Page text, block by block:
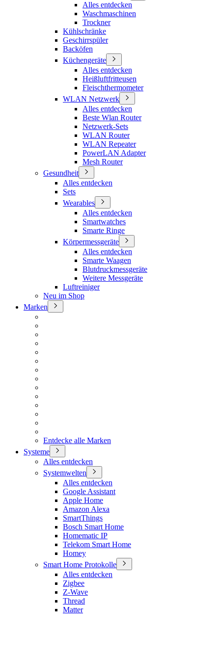
Alles entdecken
Waschmaschinen
Trockner
Kühlschränke
Geschirrspüler
Backöfen
Küchengeräte
Alles entdecken
Heißluftfritteusen
Fleischthermometer
WLAN Netzwerk
Alles entdecken
Beste Wlan Router
Netzwerk-Sets
WLAN Router
WLAN Repeater
PowerLAN Adapter
Mesh Router
Gesundheit
Alles entdecken
Sets
Wearables
Alles entdecken
Smartwatches
Smarte Ringe
Körpermessgeräte
Alles entdecken
Smarte Waagen
Blutdruckmessgeräte
Weitere Messgeräte
Luftreiniger
Neu im Shop
Marken
Entdecke alle Marken
Systeme
Alles entdecken
Systemwelten
Alles entdecken
Google Assistant
Apple Home
Amazon Alexa
SmartThings
Bosch Smart Home
Homematic IP
Telekom Smart Home
Homey
Smart Home Protokolle
Alles entdecken
Zigbee
Z-Wave
Thread
Matter